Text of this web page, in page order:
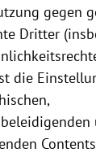
gegen
Dritter
die